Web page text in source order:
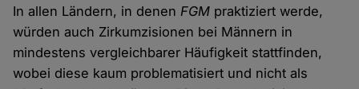
In allen Ländern, in denenFGM praktiziert werde,
würden auch Zirkumzisionen bei Männern in
mindestens vergleichbarer Häufigkeit stattfinden,
wobei diese kaum problematisiert und nicht als